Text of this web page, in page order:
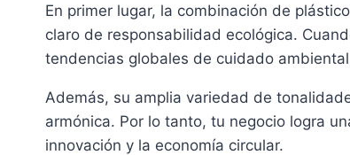
En primer lugar, la combinación de
claro de responsabilidad ecológica.
tendencias globales de cuidado
Además, su amplia variedad de
armónica. Por lo tanto, tu negocio logra
innovación y la economía circular.